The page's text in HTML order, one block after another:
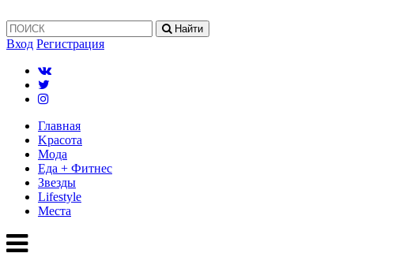
Найти
Вход Регистрация
Главная
Kрасота
Мода
Еда + Фитнес
Звезды
Lifestyle
Mеста